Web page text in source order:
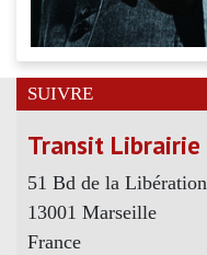
SUIVRE
Transit Librairie
51 Bd de la Libération
13001 Marseille
France